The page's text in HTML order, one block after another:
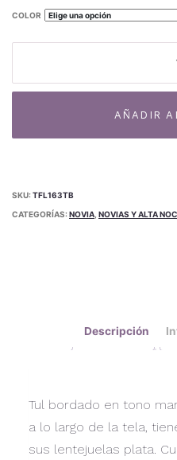
COLOR
TB-
AÑADIR
SKU:TFL163TB
CATEGORÍAS:NOVIA NOVIAS Y ALTA
Descripción
Tul bordado en tono
a lo largo de la tela,
sus lentejuelas plata.